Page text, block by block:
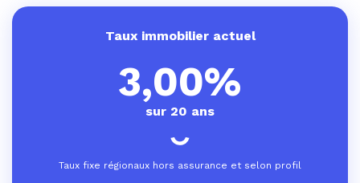
Taux immobilier actuel
3,00%
sur 20 ans
Taux fixe régionaux hors assurance et selon profil